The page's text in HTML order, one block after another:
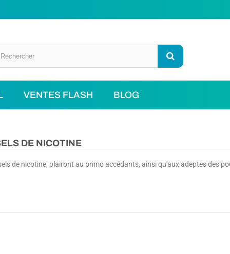
VENTES FLASH BLOG
DE NICOTINE
de nicotine, plairont au primo accédants, ainsi qu'aux adeptes des